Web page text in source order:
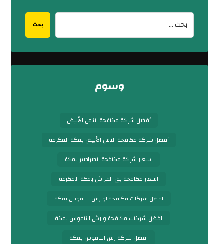
بحث
وسوم
أفضل شركة مكافحة النمل الأبيض
أفضل شركة مكافحة النمل الأبيض بمكة المكرمة
اسعار شركة مكافحة الصراصير بمكة
اسعار مكافحة بق الفراش بمكة المكرمة
افضل شركات مكافحة او رش الناموس بمكة
افضل شركات مكافحة و رش الناموس بمكة
افضل شركة رش الناموس بمكة